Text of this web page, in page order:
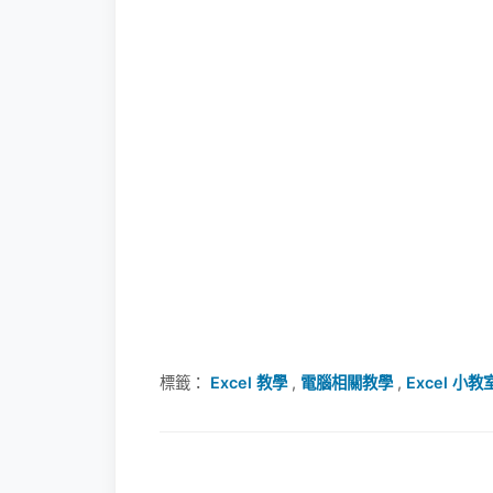
標籤： Excel 教學, 電腦相關教學, Excel 小教